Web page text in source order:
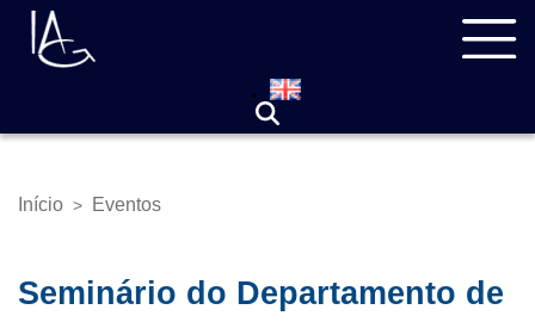
Pular
para
Trilha
Início > Eventos
Seminário do Departamento de